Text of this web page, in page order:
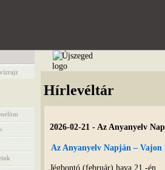
Hírlevéltár
2026-02-21 - Az Anyanyelv
Az Anyanyelv Napján –
Jégbontó (február) hava 21.-én…